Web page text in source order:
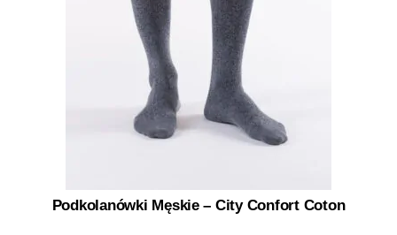
Podkolanówki Męskie – City Confort Coton